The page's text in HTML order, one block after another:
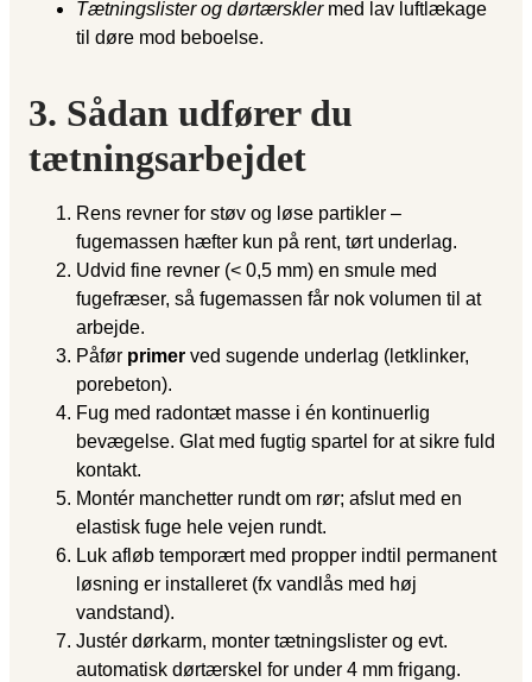
Tætningslister og dørtærsklermed lav luftlækage
til døre mod beboelse.
3. Sådan udfører du
tætningsarbejdet
Rens revner for støv og løse partikler –
fugemassen hæfter kun på rent, tørt underlag.
Udvid fine revner (< 0,5 mm) en smule med
fugefræser, så fugemassen får nok volumen til at
arbejde.
Påfør primer ved sugende underlag (letklinker,
porebeton).
Fug med radontæt masse i én kontinuerlig
bevægelse. Glat med fugtig spartel for at sikre fuld
kontakt.
Montér manchetter rundt om rør; afslut med en
elastisk fuge hele vejen rundt.
Luk afløb temporært med propper indtil permanent
løsning er installeret (fx vandlås med høj
vandstand).
Justér dørkarm, monter tætningslister og evt.
automatisk dørtærskel for under 4 mm frigang.